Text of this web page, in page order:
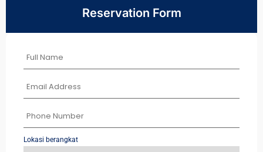
Reservation Form
Lokasi berangkat